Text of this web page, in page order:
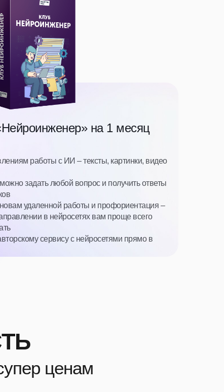
на 1 месяц
работы с ИИ – тексты, картинки, видео
задать любой вопрос и получить ответы
удаленной работы и профориентация –
в нейросетях вам проще всего
сервису с нейросетями прямо в
ценам